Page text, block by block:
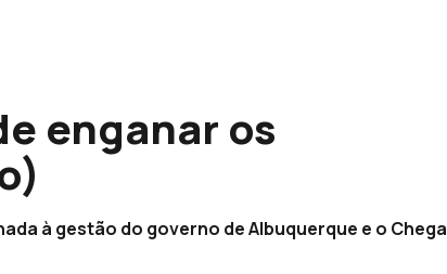
enganar os
à gestão do governo de Albuquerque e o Chega